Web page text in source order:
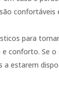
confortáveis
para
conforto. Se
estarem